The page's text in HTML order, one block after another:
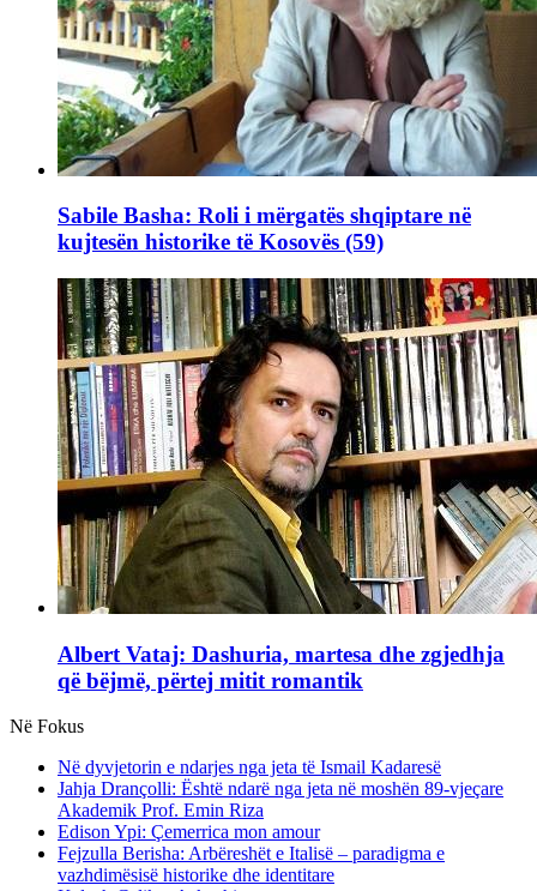
Sabile Basha: Roli i mërgatës shqiptare në
kujtesën historike të Kosovës (59)
Albert Vataj: Dashuria, martesa dhe zgjedhja
që bëjmë, përtej mitit romantik
Në Fokus
Në dyvjetorin e ndarjes nga jeta të Ismail Kadaresë
Jahja Drançolli: Është ndarë nga jeta në moshën 89-vjeçare
Akademik Prof. Emin Riza
Edison Ypi: Çemerrica mon amour
Fejzulla Berisha: Arbëreshët e Italisë – paradigma e
vazhdimësisë historike dhe identitare